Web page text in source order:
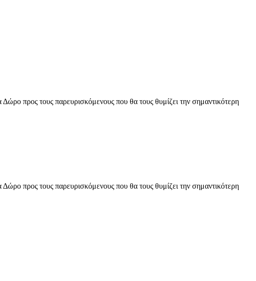
προς τους παρευρισκόμενους που θα τους θυμίζει την σημαντικότερη
προς τους παρευρισκόμενους που θα τους θυμίζει την σημαντικότερη